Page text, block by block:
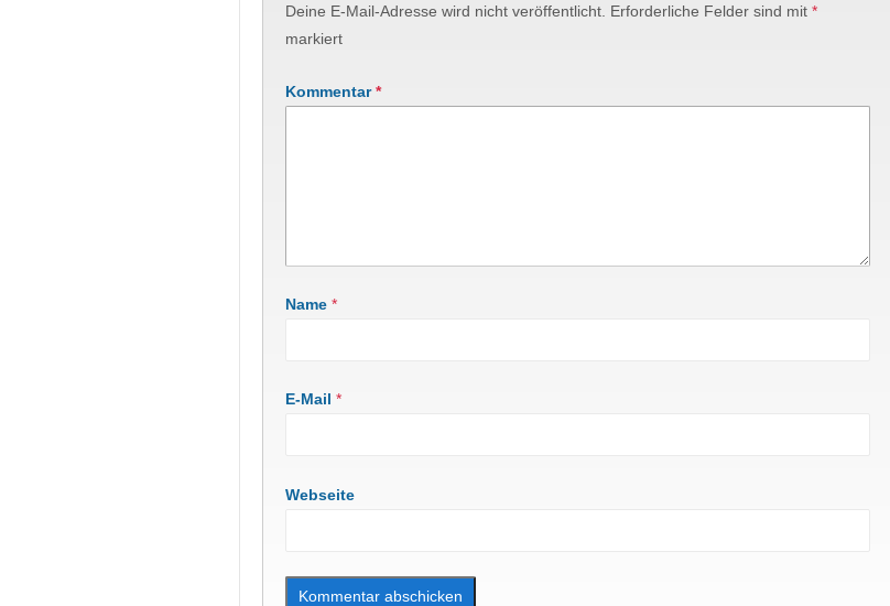
Deine E-Mail-Adresse wird nicht veröffentlicht. Erforderliche Felder sind mit *
markiert
Kommentar*
Name *
E-Mail *
Webseite